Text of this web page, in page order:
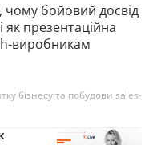
бойовий досвід
як презентаційна
виробникам
бізнесу та побудови sales-